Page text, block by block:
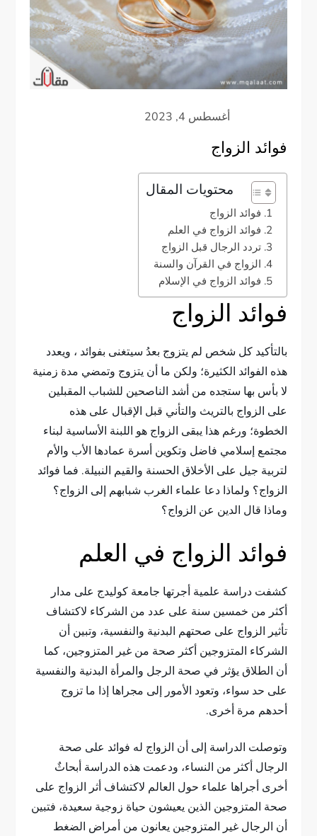
فوائد الزواج
محتويات المقال
فوائد الزواج
فوائد الزواج في العلم
تردد الرجال قبل الزواج
الزواج في القرآن والسنة
فوائد الزواج في الإسلام
فوائد الزواج
بالتأكيد كل شخص لم يتزوج بعدُ سيتغنى بفوائد ، ويعدد
هذه الفوائد الكثيرة؛ ولكن ما أن يتزوج وتمضي مدة زمنية
لا بأس بها ستجده من أشد الناصحين للشباب المقبلين
على الزواج بالتريث والتأني قبل الإقبال على هذه
الخطوة؛ ورغم هذا يبقى الزواج هو اللبنة الأساسية لبناء
مجتمع إسلامي فاضل وتكوين أسرة عمادها الأب والأم
لتربية جيل على الأخلاق الحسنة والقيم النبيلة. فما فوائد
الزواج؟ ولماذا دعا علماء الغرب شبابهم إلى الزواج؟
وماذا قال الدين عن الزواج؟
فوائد الزواج في العلم
كشفت دراسة علمية أجرتها جامعة كوليدج على مدار
أكثر من خمسين سنة على عدد من الشركاء لاكتشاف
تأثير الزواج على صحتهم البدنية والنفسية، وتبين أن
الشركاء المتزوجين أكثر صحة من غير المتزوجين، كما
أن الطلاق يؤثر في صحة الرجل والمرأة البدنية والنفسية
على حد سواء، وتعود الأمور إلى مجراها إذا ما تزوج
أحدهم مرة أخرى.
وتوصلت الدراسة إلى أن الزواج له فوائد على صحة
الرجال أكثر من النساء، ودعمت هذه الدراسة أبحاثٌ
أخرى أجراها علماء حول العالم لاكتشاف أثر الزواج على
صحة المتزوجين الذين يعيشون حياة زوجية سعيدة، فتبين
أن الرجال غير المتزوجين يعانون من أمراض الضغط